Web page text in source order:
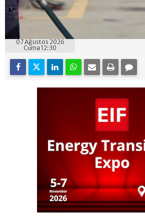
07 Ağustos 2026
Cuma 12:30